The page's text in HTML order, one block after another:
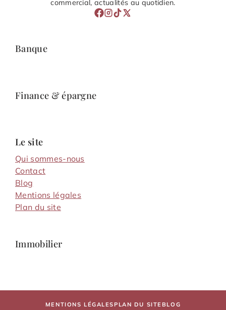
commercial, actualités au quotidien.
Banque
Finance & épargne
Le site
Qui sommes-nous
Contact
Blog
Mentions légales
Plan du site
Immobilier
MENTIONS LÉGALES PLAN DU SITE BLOG